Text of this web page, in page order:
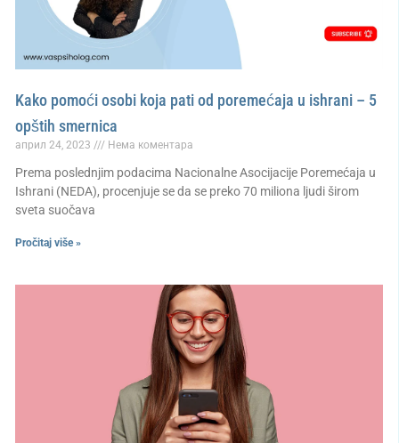
Kako pomoći osobi koja pati od poremećaja u ishrani – 5
opštih smernica
април 24, 2023 Нема коментара
Prema poslednjim podacima Nacionalne Asocijacije Poremećaja u
Ishrani (NEDA), procenjuje se da se preko 70 miliona ljudi širom
sveta suočava
Pročitaj više »